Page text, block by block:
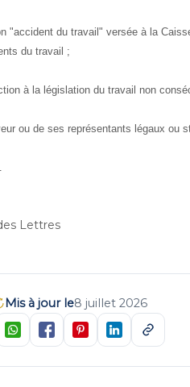
"accident du travail" versée à la
du travail ;
à la législation du travail non
ou de ses représentants légaux ou
Lettres
Mis à jour le8 juillet 2026